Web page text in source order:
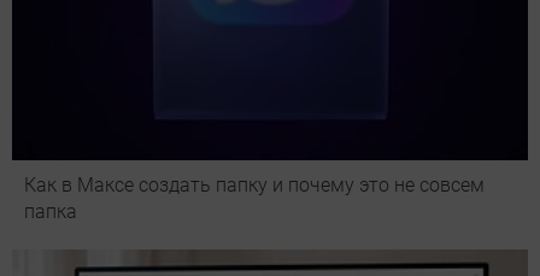
Как в Максе создать папку и почему это не совсем
папка